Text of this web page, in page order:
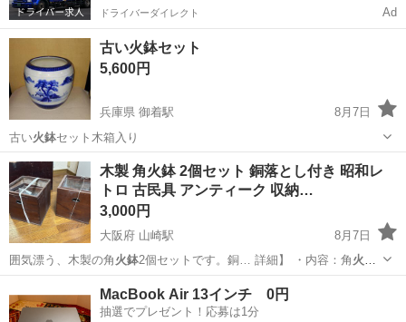
ドライバーダイレクト Ad
古い火鉢セット
5,600円
兵庫県 御着駅
8月7日
古い火鉢セット木箱入り
兵庫 姫路市 御着駅 生活雑貨 火鉢
木製 角火鉢 2個セット 銅落とし付き 昭和レ
トロ 古民具 アンティーク 収納…
3,000円
大阪府 山崎駅
8月7日
囲気漂う、木製の角 火鉢2個セットです。銅… 詳細】 ・内容：角 火鉢
2個 ・素材：木… いいたします。火鉢サイズ たて、よ…
調理器具
MacBook Air 13インチ 0円
抽選でプレゼント！応募は1分